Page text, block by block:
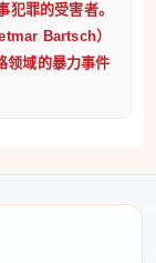
犯罪的受害者。
Bartsch）
领域的暴力事件